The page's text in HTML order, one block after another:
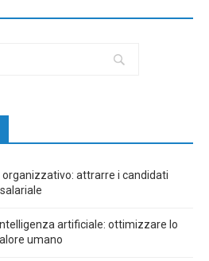
attrarre i candidati
artificiale: ottimizzare lo
umano